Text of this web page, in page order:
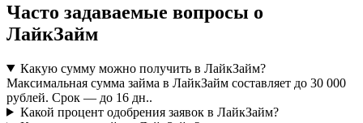
Часто задаваемые вопросы о
ЛайкЗайм
Какую сумму можно получить в ЛайкЗайм?
Максимальная сумма займа в ЛайкЗайм составляет до 30 000
рублей. Срок — до 16 дн..
Какой процент одобрения заявок в ЛайкЗайм?